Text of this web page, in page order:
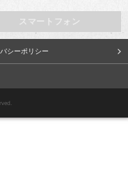
スマートフォン
シーポリシー